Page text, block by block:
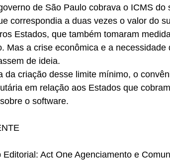
de São Paulo cobrava o ICMS
correspondia a duas vezes o valor do
Estados, que também tomaram
Mas a crise econômica e a
de ideia.
da criação desse limite mínimo, o
em relação aos Estados que
o software.
Editorial: Act One Agenciamento e